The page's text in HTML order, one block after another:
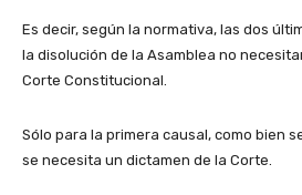
Es decir, según la normativa, las dos
la disolución de la Asamblea no
Corte Constitucional.
Sólo para la primera causal, como bien
se necesita un dictamen de la Corte.